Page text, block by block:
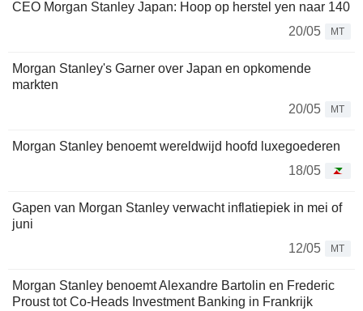
CEO Morgan Stanley Japan: Hoop op herstel yen naar 140
20/05
MT
Morgan Stanley's Garner over Japan en opkomende
markten
20/05
MT
Morgan Stanley benoemt wereldwijd hoofd luxegoederen
18/05
Gapen van Morgan Stanley verwacht inflatiepiek in mei of
juni
12/05
MT
Morgan Stanley benoemt Alexandre Bartolin en Frederic
Proust tot Co-Heads Investment Banking in Frankrijk